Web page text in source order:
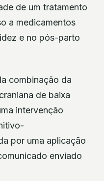
de um tratamento
a medicamentos
e no pós-parto
combinação da
de baixa
intervenção
por uma aplicação
enviado